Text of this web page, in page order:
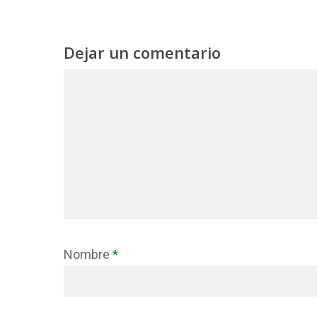
Dejar un comentario
Nombre *